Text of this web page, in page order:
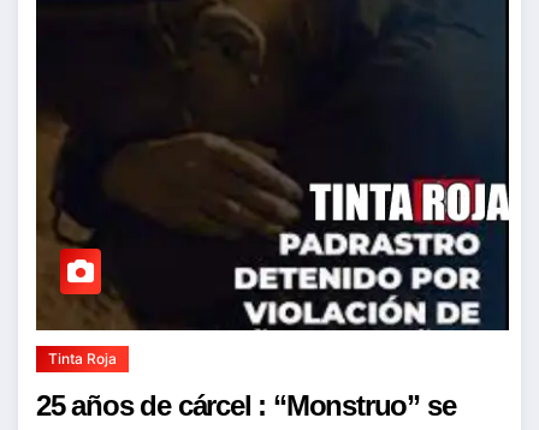
Tinta Roja
25 años de cárcel : “Monstruo” se